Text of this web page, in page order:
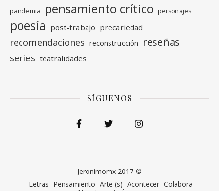
pandemia pensamiento crítico personajes
poesía post-trabajo precariedad
recomendaciones reconstrucción reseñas
series teatralidades
SÍGUENOS
Jeronimomx 2017-©
Letras Pensamiento Arte (s) Acontecer Colabora